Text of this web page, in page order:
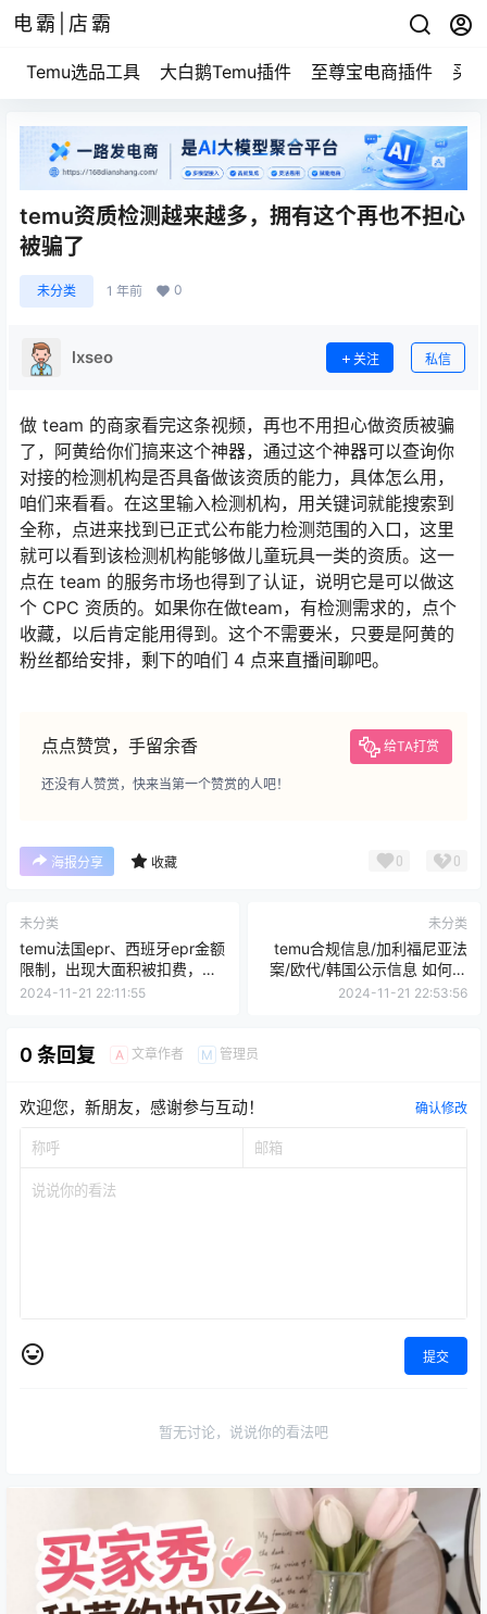
电霸|店霸
Temu选品工具 大白鹅Temu插件 至尊宝电商插件 买
temu资质检测越来越多，拥有这个再也不担心
被骗了
未分类 1 年前 0
lxseo 关注 私信
做 team 的商家看完这条视频，再也不用担心做资质被骗
了，阿黄给你们搞来这个神器，通过这个神器可以查询你
对接的检测机构是否具备做该资质的能力，具体怎么用，
咱们来看看。在这里输入检测机构，用关键词就能搜索到
全称，点进来找到已正式公布能力检测范围的入口，这里
就可以看到该检测机构能够做儿童玩具一类的资质。这一
点在 team 的服务市场也得到了认证，说明它是可以做这
个 CPC 资质的。如果你在做team，有检测需求的，点个
收藏，以后肯定能用得到。这个不需要米，只要是阿黄的
粉丝都给安排，剩下的咱们 4 点来直播间聊吧。
点点赞赏，手留余香 给TA打赏
还没有人赞赏，快来当第一个赞赏的人吧！
海报分享 收藏 0 0
未分类
temu法国epr、西班牙epr金额
限制，出现大面积被扣费，商
家赶紧自查
2024-11-21 22:11:55
未分类
temu合规信息/加利福尼亚法
案/欧代/韩国公示信息 如何填
写
2024-11-21 22:53:56
0 条回复 A 文章作者 M 管理员
欢迎您，新朋友，感谢参与互动！ 确认修改
提交
暂无讨论，说说你的看法吧